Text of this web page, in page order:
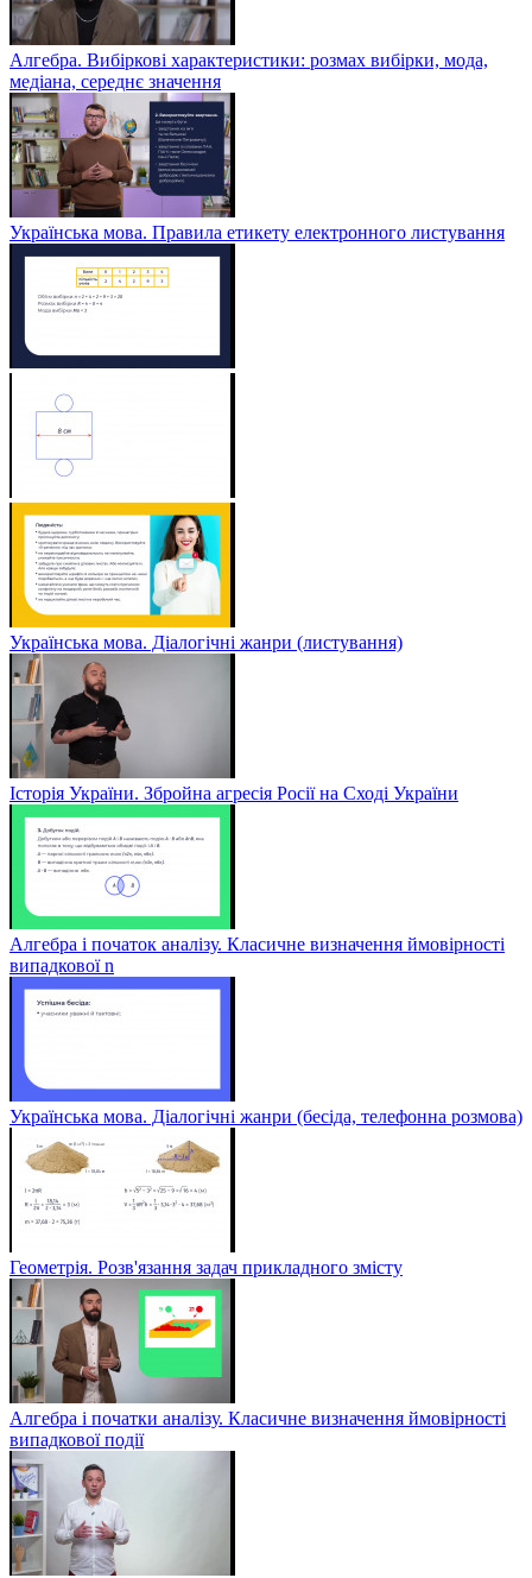
Алгебра. Вибіркові характеристики: розмах вибірки, мода,
медіана, середнє значення
Українська мова. Правила етикету електронного листування
Українська мова. Діалогічні жанри (листування)
Історія України. Збройна агресія Росії на Сході України
Алгебра і початок аналізу. Класичне визначення ймовірності
випадкової n
Українська мова. Діалогічні жанри (бесіда, телефонна розмова)
Геометрія. Розв'язання задач прикладного змісту
Алгебра і початки аналізу. Класичне визначення ймовірності
випадкової події